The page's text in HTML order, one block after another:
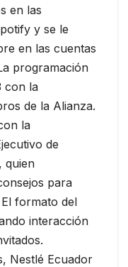
en las
y se le
en las cuentas
programación
con la
de la Alianza.
la
de
quien
para
formato del
interacción
Nestlé Ecuador